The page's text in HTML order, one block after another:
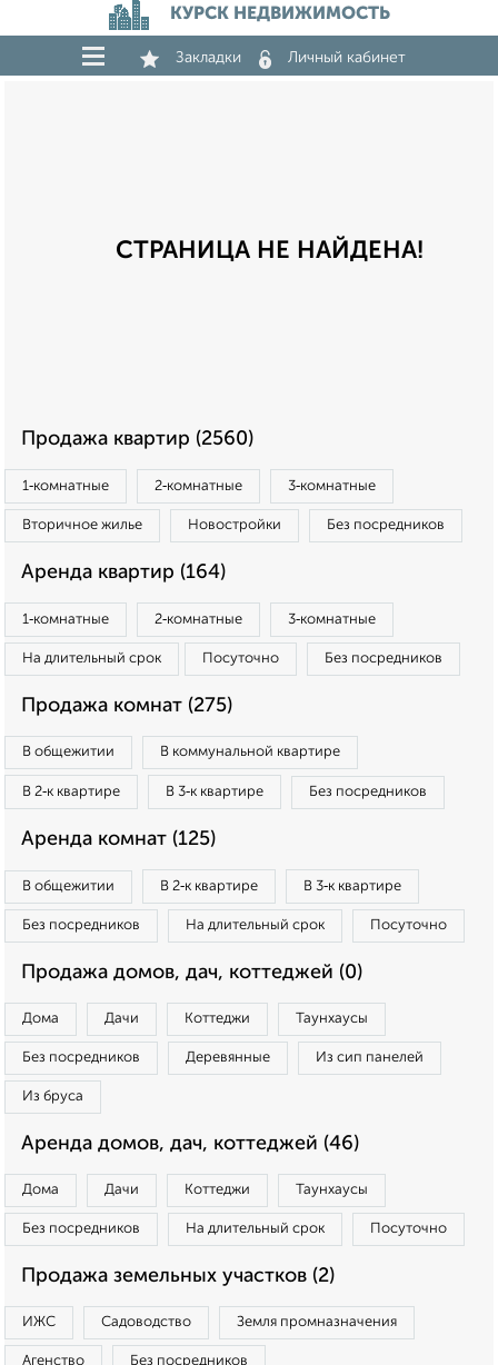
КУРСК НЕДВИЖИМОСТЬ
Закладки Личный кабинет
СТРАНИЦА НЕ НАЙДЕНА!
Продажа квартир (2560)
1‑комнатные 2‑комнатные 3‑комнатные
Вторичное жилье Новостройки Без посредников
Аренда квартир (164)
1‑комнатные 2‑комнатные 3‑комнатные
На длительный срок Посуточно Без посредников
Продажа комнат (275)
В общежитии В коммунальной квартире
В 2‑к квартире В 3‑к квартире Без посредников
Аренда комнат (125)
В общежитии В 2‑к квартире В 3‑к квартире
Без посредников На длительный срок Посуточно
Продажа домов, дач, коттеджей (0)
Дома Дачи Коттеджи Таунхаусы
Без посредников Деревянные Из сип панелей
Из бруса
Аренда домов, дач, коттеджей (46)
Дома Дачи Коттеджи Таунхаусы
Без посредников На длительный срок Посуточно
Продажа земельных участков (2)
ИЖС Садоводство Земля промназначения
Агенство Без посредников